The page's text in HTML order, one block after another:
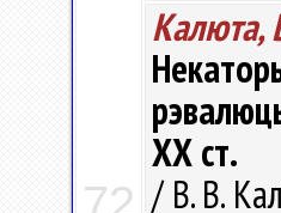
Калюта,
ХХ ст.
/ В. В.